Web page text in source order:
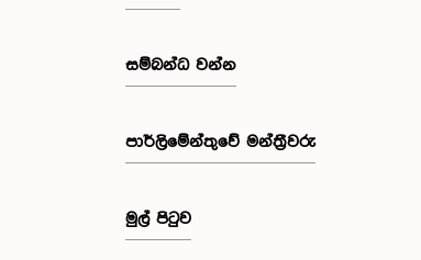
සම්බන්ධ වන්න
පාර්ලි‌මේන්තුවේ මන්ත්‍රීවරු
මුල් පිටුව